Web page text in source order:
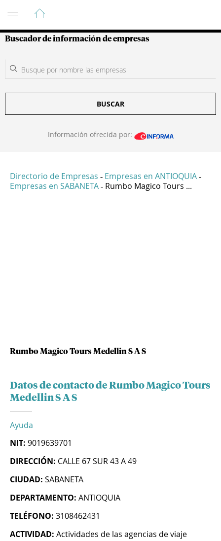
Guía de Empresas Colombianas
Buscador de información de empresas
BUSCAR
Información ofrecida por:
Directorio de Empresas - Empresas en ANTIOQUIA -
Empresas en SABANETA - Rumbo Magico Tours ...
Rumbo Magico Tours Medellin S A S
Datos de contacto de Rumbo Magico Tours
Medellin S A S
Ayuda
NIT: 9019639701
DIRECCIÓN: CALLE 67 SUR 43 A 49
CIUDAD: SABANETA
DEPARTAMENTO: ANTIOQUIA
TELÉFONO: 3108462431
ACTIVIDAD: Actividades de las agencias de viaje